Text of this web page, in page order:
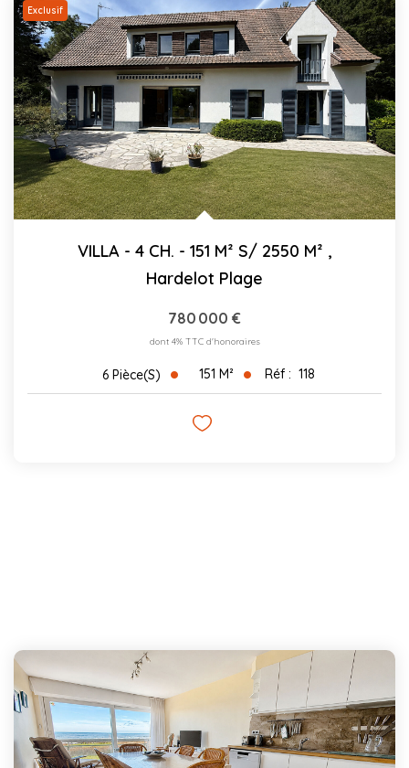
Exclusif
VILLA - 4 CH. - 151 M² S/ 2550 M² ,
Hardelot Plage
780 000 €
dont 4% TTC d'honoraires
6 Pièce(s) 151 M² Réf : 118